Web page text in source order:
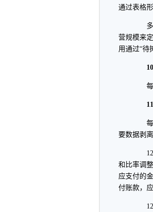
通过表格
多少
营规模来
用通过“待
每季
每季
要数据剥离
12月
和比率调
应支付的
付账款，
12月